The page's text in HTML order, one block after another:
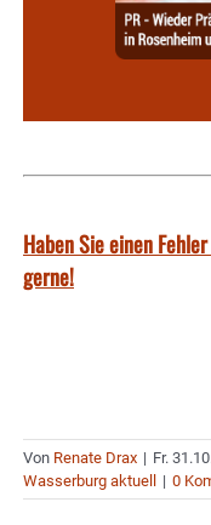
Haben Sie einen
gerne!
Von Renate Drax | Fr.
Wasserburg aktuell
| 0